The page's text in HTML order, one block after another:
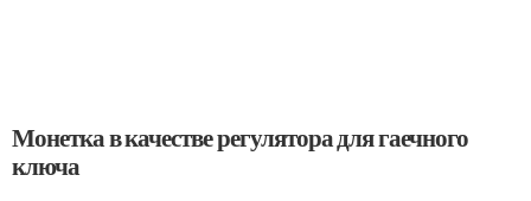
Монетка в качестве регулятора для гаечного
ключа